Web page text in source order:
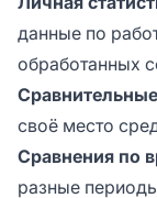
данные по
обработанных
своё место
Сравнения по
разные